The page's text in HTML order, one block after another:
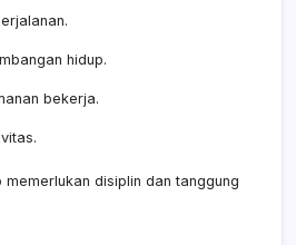
hidup.
bekerja.
disiplin dan tanggung